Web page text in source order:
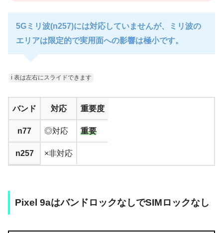
5Gミリ波(n257)には対応していませんが、ミリ波の
エリアは限定的で実用面への影響は極小です。
ℹ︎ 表は左右にスライドできます
バンド 対応 重要度
n77 ◎対応 重要
n257 ×非対応
Pixel 9aはバンドロックなしでSIMロックなし